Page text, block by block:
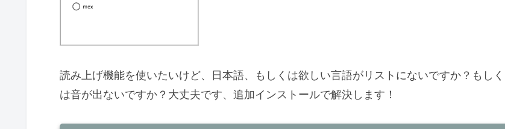
読み上げ機能を使いたいけど、日本語、もしくは欲しい言語がリストにないですか？もしく
は音が出ないですか？大丈夫です、追加インストールで解決します！